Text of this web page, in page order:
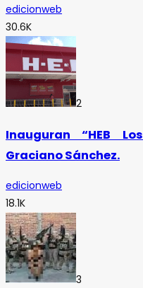
edicionweb
30.6K
2
Inauguran “HEB
Graciano Sánchez.
edicionweb
18.1K
3